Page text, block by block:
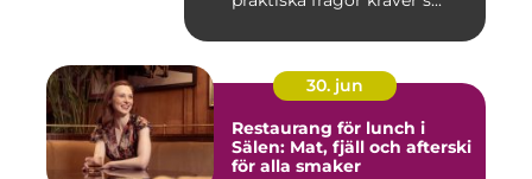
30. jun
Restaurang för lunch i
Sälen: Mat, fjäll och afterski
för alla smaker